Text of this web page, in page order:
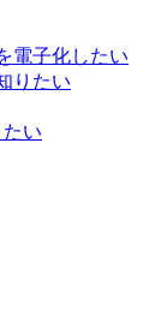
電子化したい
りたい
い